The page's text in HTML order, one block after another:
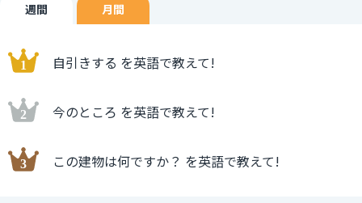
週間 月間
自引きする を英語で教えて!
今のところ を英語で教えて!
この建物は何ですか？ を英語で教えて!